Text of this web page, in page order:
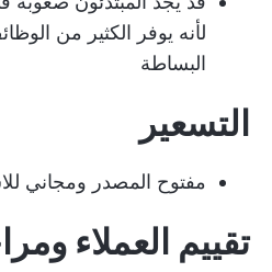
لأنه يوفر الكثير من
البساطة
التسعير
مفتوح المصدر ومجاني
تقييم العملاء